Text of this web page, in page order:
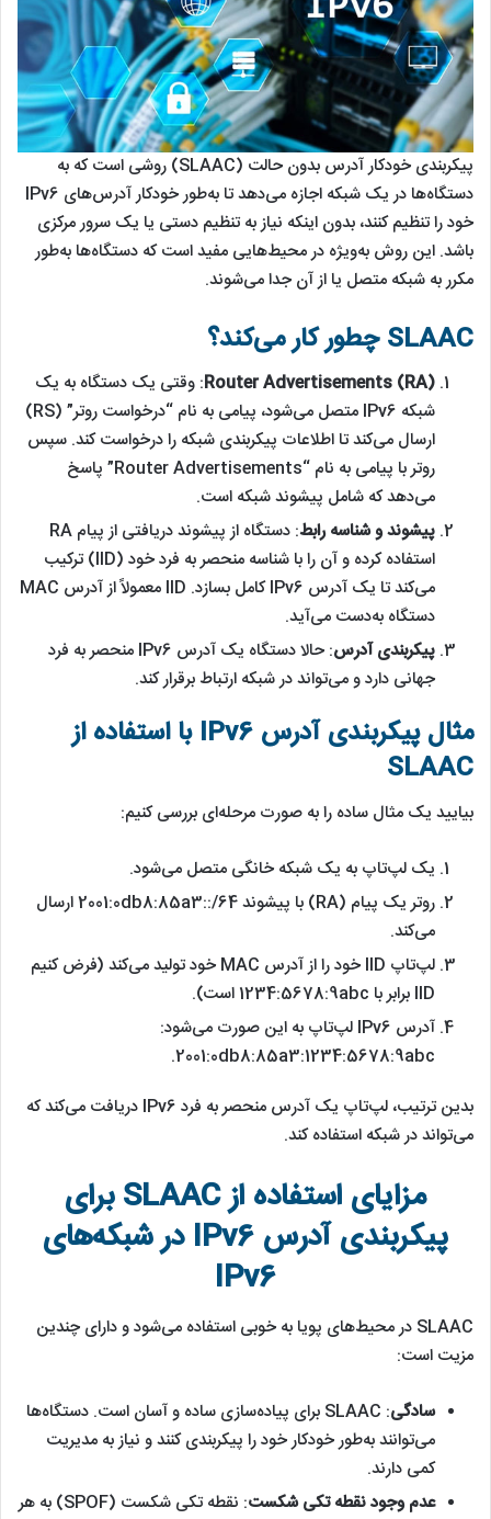
پیکربندی خودکار آدرس بدون حالت (SLAAC) روشی است که به
دستگاه‌ها در یک شبکه اجازه می‌دهد تا به‌طور خودکار آدرس‌های IPv6
خود را تنظیم کنند، بدون اینکه نیاز به تنظیم دستی یا یک سرور مرکزی
باشد. این روش به‌ویژه در محیط‌هایی مفید است که دستگاه‌ها به‌طور
مکرر به شبکه متصل یا از آن جدا می‌شوند.
SLAAC چطور کار می‌کند؟
Router Advertisements (RA): وقتی یک دستگاه به یک
شبکه IPv6 متصل می‌شود، پیامی به نام “درخواست روتر” (RS)
ارسال می‌کند تا اطلاعات پیکربندی شبکه را درخواست کند. سپس
روتر با پیامی به نام “Router Advertisements” پاسخ
می‌دهد که شامل پیشوند شبکه است.
پیشوند و شناسه رابط
: دستگاه از پیشوند دریافتی از پیام RA
استفاده کرده و آن را با شناسه منحصر به فرد خود (IID) ترکیب
می‌کند تا یک آدرس IPv6 کامل بسازد. IID معمولاً از آدرس MAC
دستگاه به‌دست می‌آید.
پیکربندی آدرس
: حالا دستگاه یک آدرس IPv6 منحصر به فرد
جهانی دارد و می‌تواند در شبکه ارتباط برقرار کند.
مثال پیکربندی آدرس IPv6 با استفاده از
SLAAC
بیایید یک مثال ساده را به صورت مرحله‌ای بررسی کنیم:
یک لپ‌تاپ به یک شبکه خانگی متصل می‌شود.
روتر یک پیام (RA) با پیشوند 2001:0db8:85a3::/64 ارسال
می‌کند.
لپ‌تاپ IID خود را از آدرس MAC خود تولید می‌کند (فرض کنیم
IID برابر با 1234:5678:9abc است).
آدرس IPv6 لپ‌تاپ به این صورت می‌شود:
2001:0db8:85a3:1234:5678:9abc.
بدین ترتیب، لپ‌تاپ یک آدرس منحصر به فرد IPv6 دریافت می‌کند که
می‌تواند در شبکه استفاده کند.
مزایای استفاده از SLAAC برای
پیکربندی آدرس IPv6 در شبکه‌های
IPv6
SLAAC در محیط‌های پویا به خوبی استفاده می‌شود و دارای چندین
مزیت است:
سادگی
: SLAAC برای پیاده‌سازی ساده و آسان است. دستگاه‌ها
می‌توانند به‌طور خودکار خود را پیکربندی کنند و نیاز به مدیریت
کمی دارند.
عدم وجود نقطه تکی شکست
: نقطه تکی شکست (SPOF) به هر